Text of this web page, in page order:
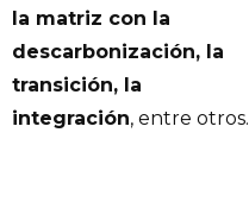
la matriz con la
descarbonización, la
transición, la
integración, entre otros.